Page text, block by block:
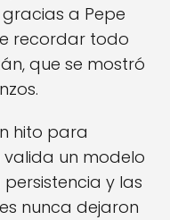
gracias a Pepe
recordar todo
que se mostró
hito para
valida un modelo
y las
nunca dejaron